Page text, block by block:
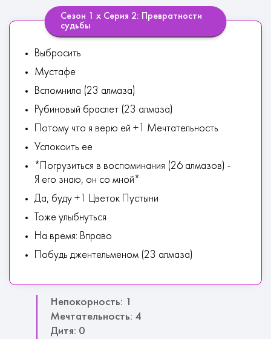
Сезон 1 х Серия 2: Превратности
судьбы
Выбросить
Мустафе
Вспомнила (23 алмаза)
Рубиновый браслет (23 алмаза)
Потому что я верю ей +1 Мечтательность
Успокоить ее
*Погрузиться в воспоминания (26 алмазов) -
Я его знаю, он со мной*
Да, буду +1 Цветок Пустыни
Тоже улыбнуться
На время: Вправо
Побудь джентельменом (23 алмаза)
Непокорность: 1
Мечтательность: 4
Дитя: 0